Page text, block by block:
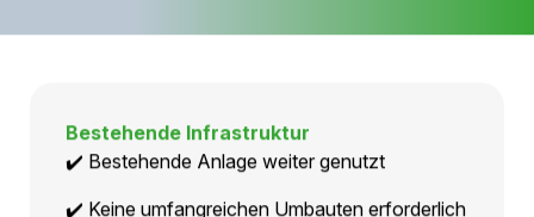
Schweiz, 2024